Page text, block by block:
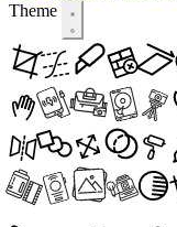
Theme